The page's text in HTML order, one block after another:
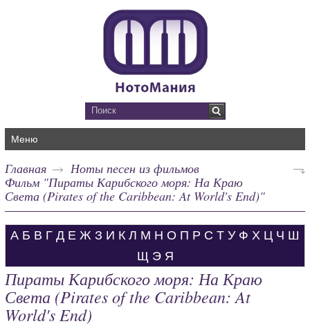
Меню
Главная
Ноты песен из фильмов
Фильм "Пираты Карибского моря: На Краю
Света (Pirates of the Caribbean: At World's End)"
А Б В Г Д Е Ж З И К Л М Н О П Р С Т У Ф Х Ц Ч Ш
Щ Э Я
Пираты Карибского моря: На Краю
Света (Pirates of the Caribbean: At
World's End)